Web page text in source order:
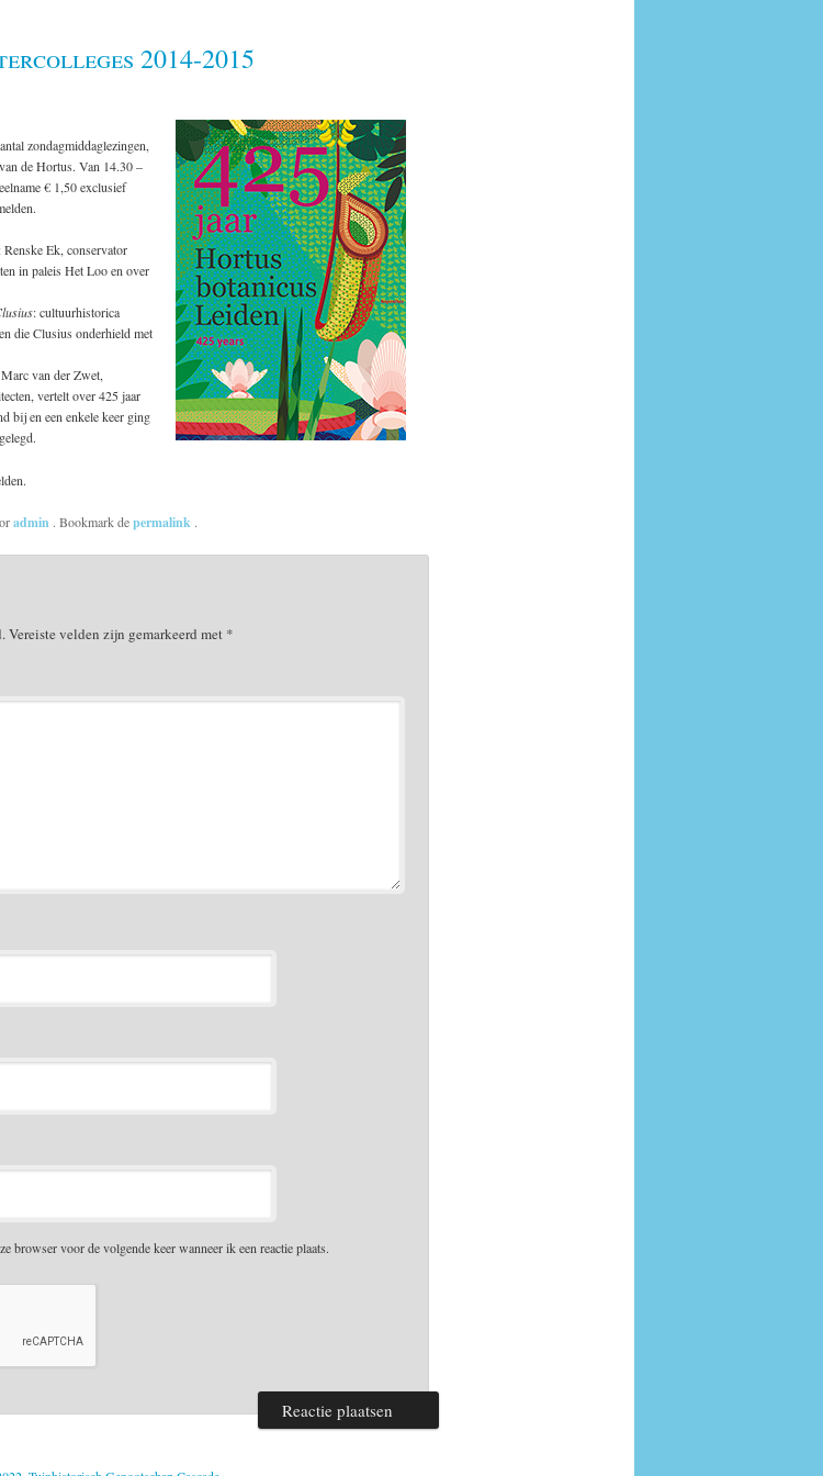
2014-2015
zondagmiddaglezingen,
de Hortus. Van 14.30 –
€ 1,50 exclusief
Renske Ek, conservator
in paleis Het Loo en over
: cultuurhistorica
die Clusius onderhield met
van der Zwet,
vertelt over 425 jaar
bij en een enkele keer ging
admin . Bookmark depermalink .
Vereiste velden zijn gemarkeerd met *
browser voor de volgende keer wanneer ik een reactie plaats.